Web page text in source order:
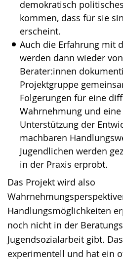
demokratisch
kommen, dass für sie
erscheint.
Auch die Erfahrung mit
werden dann wieder
Berater:innen
Projektgruppe
Folgerungen für eine
Wahrnehmung und
Unterstützung der
machbaren
Jugendlichen werden
in der Praxis erprobt.
Das Projekt wird also
Handlungsmöglichkeiten
noch nicht in der
Jugendsozialarbeit gibt.
experimentell und hat ein